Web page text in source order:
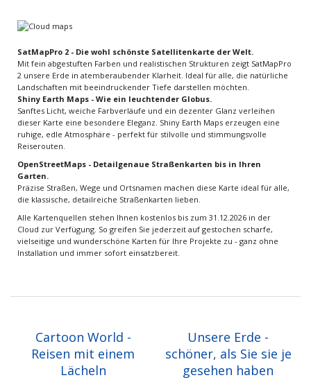
SatMapPro 2 - Die wohl schönste Satellitenkarte der Welt.
Mit fein abgestuften Farben und realistischen Strukturen zeigt SatMapPro
2 unsere Erde in atemberaubender Klarheit. Ideal für alle, die natürliche
Landschaften mit beeindruckender Tiefe darstellen möchten.
Shiny Earth Maps - Wie ein leuchtender Globus.
Sanftes Licht, weiche Farbverläufe und ein dezenter Glanz verleihen
dieser Karte eine besondere Eleganz. Shiny Earth Maps erzeugen eine
ruhige, edle Atmosphäre - perfekt für stilvolle und stimmungsvolle
Reiserouten.
OpenStreetMaps - Detailgenaue Straßenkarten bis in Ihren
Garten.
Präzise Straßen, Wege und Ortsnamen machen diese Karte ideal für alle,
die klassische, detailreiche Straßenkarten lieben.
Alle Kartenquellen stehen Ihnen kostenlos bis zum 31.12.2026 in der
Cloud zur Verfügung. So greifen Sie jederzeit auf gestochen scharfe,
vielseitige und wunderschöne Karten für Ihre Projekte zu - ganz ohne
Installation und immer sofort einsatzbereit.
Cartoon World -
Reisen mit einem
Lächeln
Unsere Erde -
schöner, als Sie sie je
gesehen haben